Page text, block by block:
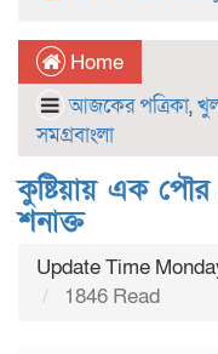
Home
আজকের পত্রিকা,
সমগ্রবাংলা
কুষ্টিয়ায় এক
শনাক্ত
Update Time
1846 Read